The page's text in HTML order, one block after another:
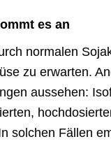
es an
normalen
zu erwarten.
aussehen:
solchen Fällen